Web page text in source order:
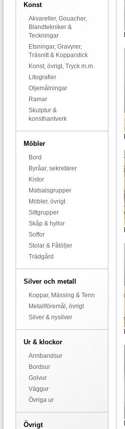
Konst
Akvareller, Gouacher,
Blandtekniker &
Teckningar
Etsningar, Gravyrer,
Träsnitt & Kopparstick
Konst, övrigt, Tryck m.m.
Litografier
Oljemålningar
Ramar
Skulptur &
konsthantverk
Möbler
Bord
Byråar, sekretärer
Kistor
Matsalsgrupper
Möbler, övrigt
Sittgrupper
Skåp & hyllor
Soffor
Stolar & Fåtöljer
Trädgård
Silver och metall
Koppar, Mässing & Tenn
Metallföremål, övrigt
Silver & nysilver
Ur & klockor
Armbandsur
Bordsur
Golvur
Väggur
Övriga ur
Övrigt